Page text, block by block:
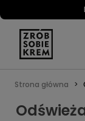
Strona główna